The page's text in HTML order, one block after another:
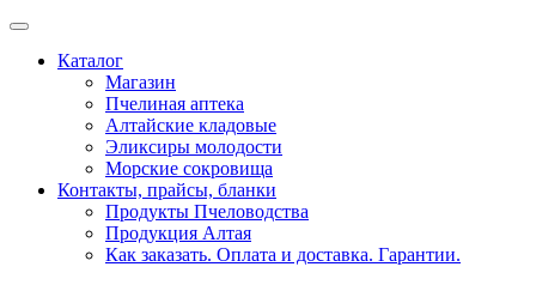
Каталог
Магазин
Пчелиная аптека
Алтайские кладовые
Эликсиры молодости
Морские сокровища
Контакты, прайсы, бланки
Продукты Пчеловодства
Продукция Алтая
Как заказать. Оплата и доставка. Гарантии.